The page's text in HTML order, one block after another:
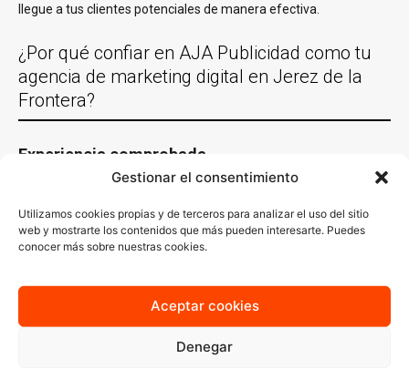
Gestionar el consentimiento
Utilizamos cookies propias y de terceros para analizar el uso del sitio
web y mostrarte los contenidos que más pueden interesarte. Puedes
conocer más sobre nuestras cookies.
Aceptar cookies
Denegar
llegue a tus clientes potenciales de manera efectiva.
¿Por qué confiar en AJA Publicidad como tu
agencia de marketing digital en Jerez de la
Frontera?
Experiencia comprobada
Con más de 30 años de experiencia trabajando con empresas de
Jerez de la Frontera y en casi todas las localidades España y un
equipo de especialistas en distintas áreas delmarketing digital
conocemos lo que funciona y sabemos cómo aplicarlo en cada
generar estrategias que no solo lleguen a tu audiencia ideal, sino
que también resuenen con ella.